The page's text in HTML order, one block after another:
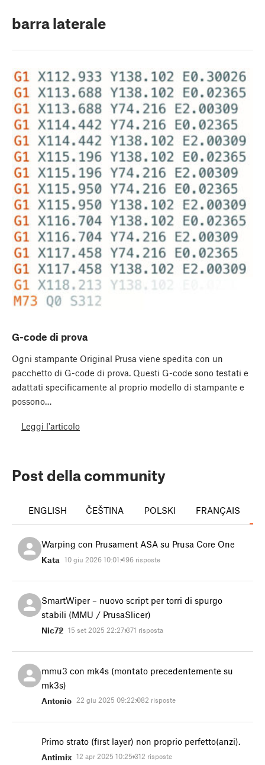
barra laterale
G-code di prova
Ogni stampante Original Prusa viene spedita con un
pacchetto di G-code di prova. Questi G-code sono testati e
adattati specificamente al proprio modello di stampante e
possono…
Leggi l'articolo
Post della community
ENGLISH ČEŠTINA POLSKI FRANÇAIS
Warping con Prusament ASA su Prusa Core One
Kata 10 giu 2026 10:01:496 risposte
SmartWiper – nuovo script per torri di spurgo
stabili (MMU / PrusaSlicer)
Nic72 15 set 2025 22:27:371 risposta
mmu3 con mk4s (montato precedentemente su
mk3s)
Antonio 22 giu 2025 09:22:082 risposte
Primo strato (first layer) non proprio perfetto(anzi).
Antimix 12 apr 2025 10:25:312 risposte